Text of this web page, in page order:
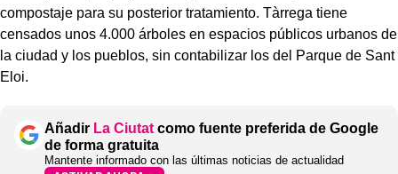
compostaje para su posterior tratamiento. Tàrrega tiene
censados unos 4.000 árboles en espacios públicos urbanos de
la ciudad y los pueblos, sin contabilizar los del Parque de Sant
Eloi.
Añadir La Ciutat como fuente preferida de Google
de forma gratuita
Mantente informado con las últimas noticias de actualidad